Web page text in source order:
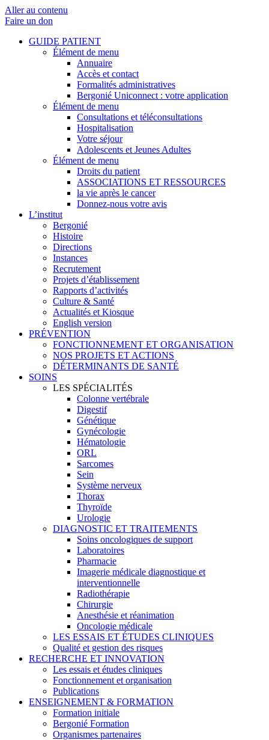
Aller au contenu
Faire un don
GUIDE PATIENT
Élément de menu
Annuaire
Accès et contact
Formalités administratives
Bergonié Uniconnect : votre application
Élément de menu
Consultations et téléconsultations
Hospitalisation
Votre séjour
Adolescents et Jeunes Adultes
Élément de menu
Droits du patient
ASSOCIATIONS ET RESSOURCES
la vie après le cancer
Donnez-nous votre avis
L’institut
Bergonié
Histoire
Directions
Instances
Recrutement
Projets d’établissement
Rapports d’activités
Culture & Santé
Actualités et Kiosque
English version
PRÉVENTION
FONCTIONNEMENT ET ORGANISATION
NOS PROJETS ET ACTIONS
DÉTERMINANTS DE SANTÉ
SOINS
LES SPÉCIALITÉS
Colonne vertébrale
Digestif
Génétique
Gynécologie
Hématologie
ORL
Sarcomes
Sein
Système nerveux
Thorax
Thyroïde
Urologie
DIAGNOSTIC ET TRAITEMENTS
Soins oncologiques de support
Laboratoires
Pharmacie
Imagerie médicale diagnostique et
interventionnelle
Radiothérapie
Chirurgie
Anesthésie et réanimation
Oncologie médicale
LES ESSAIS ET ÉTUDES CLINIQUES
Qualité et gestion des risques
RECHERCHE ET INNOVATION
Les essais et études cliniques
Fonctionnement et organisation
Publications
ENSEIGNEMENT & FORMATION
Formation initiale
Bergonié Formation
Organismes partenaires